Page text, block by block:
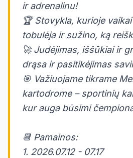
ir adrenalinu!
🏆 Stovykla, kurioje
tobulėja ir sužino, ką
🚀 Judėjimas, iššūkiai ir
drąsa ir pasitikėjimas
🎯 Važiuojame tikrame
kartodrome – sportinių
kur auga būsimi
📆 Pamainos:
1. 2026.07.12 - 07.17